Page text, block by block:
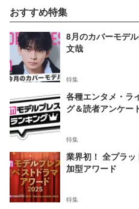
おすすめ特集
8月のカバーモデ
文哉
特集
各種エンタメ・ラ
グ＆読者アンケー
特集
業界初！ 全プラ
加型アワード
特集